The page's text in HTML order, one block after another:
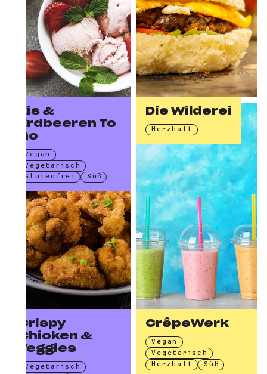
Eis &
Erdbeeren To
Go
Vegan
Vegetarisch
Glutenfrei
Süß
Die Wilderei
Herzhaft
Crispy
Chicken &
Veggies
Vegetarisch
CrêpeWerk
Vegan
Vegetarisch
Herzhaft
Süß